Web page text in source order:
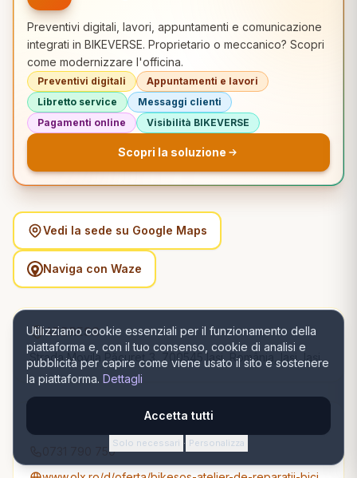
Utilizziamo cookie essenziali per il funzionamento della
piattaforma e, con il tuo consenso, cookie di analisi e
pubblicità per capire come viene usato il sito e sostenere
la piattaforma. Dettagli
Accetta tutti
Solo necessari · Personalizza
Preventivi digitali, lavori, appuntamenti e comunicazione
integrati in BIKEVERSE. Proprietario o meccanico? Scopri
come modernizzare l'officina.
Preventivi digitali
Appuntamenti e lavori
Libretto service
Messaggi clienti
Pagamenti online
Visibilità BIKEVERSE
Scopri la soluzione
Vedi la sede su Google Maps
Naviga con Waze
ADDRESS
Strada Movila Păcureţ 3, 700545 Iași, România, Iași, Iași
0731 790 750